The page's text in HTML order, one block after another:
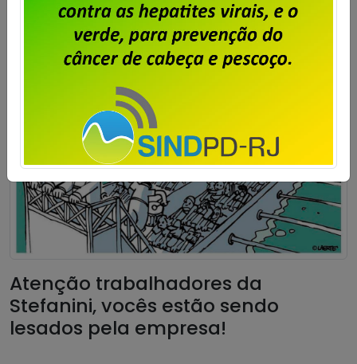
Atenção trabalhadores da
Stefanini, vocês estão sendo
lesados pela empresa!